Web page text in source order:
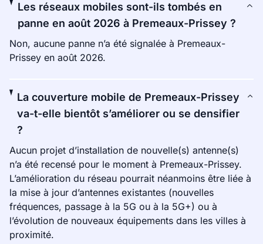
Les réseaux mobiles sont-ils tombés en
panne en août 2026 à Premeaux-Prissey ?
Non, aucune panne n’a été signalée à Premeaux-
Prissey en août 2026.
La couverture mobile de Premeaux-Prissey
va-t-elle bientôt s’améliorer ou se densifier
?
Aucun projet d’installation de nouvelle(s) antenne(s)
n’a été recensé pour le moment à Premeaux-Prissey.
L’amélioration du réseau pourrait néanmoins être liée à
la mise à jour d’antennes existantes (nouvelles
fréquences, passage à la 5G ou à la 5G+) ou à
l’évolution de nouveaux équipements dans les villes à
proximité.